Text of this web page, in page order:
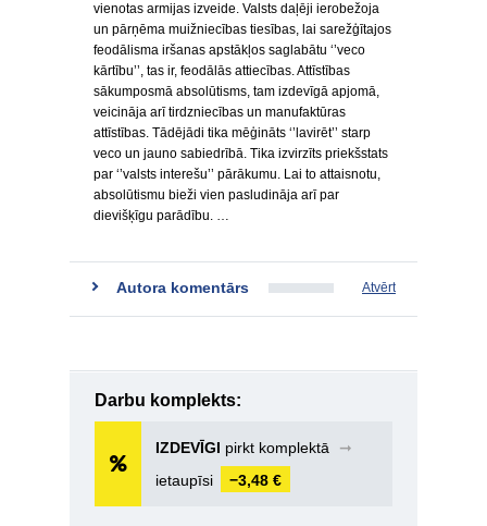
vienotas armijas izveide. Valsts daļēji ierobežoja
un pārņēma muižniecības tiesības, lai sarežģītajos
feodālisma iršanas apstākļos saglabātu ‘’veco
kārtību’’, tas ir, feodālās attiecības. Attīstības
sākumposmā absolūtisms, tam izdevīgā apjomā,
veicināja arī tirdzniecības un manufaktūras
attīstības. Tādējādi tika mēģināts ‘’lavirēt’’ starp
veco un jauno sabiedrībā. Tika izvirzīts priekšstats
par ‘’valsts interešu’’ pārākumu. Lai to attaisnotu,
absolūtismu bieži vien pasludināja arī par
dievišķīgu parādību. …
Autora komentārs Atvērt
Darbu komplekts:
IZDEVĪGI pirkt komplektā
➞
ietaupīsi
−3,48 €